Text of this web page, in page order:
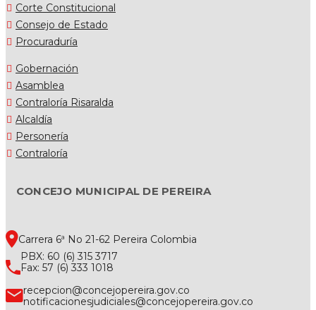
Corte Constitucional
Consejo de Estado
Procuraduría
Gobernación
Asamblea
Contraloría Risaralda
Alcaldía
Personería
Contraloría
CONCEJO MUNICIPAL DE PEREIRA
Carrera 6ª No 21-62 Pereira Colombia
PBX: 60 (6) 315 3717
Fax: 57 (6) 333 1018
recepcion@concejopereira.gov.co
notificacionesjudiciales@concejopereira.gov.co